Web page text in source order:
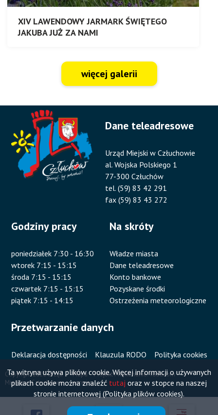
Ta witryna używa plików cookie. Więcej informacji o używanych
plikach cookie można znaleźć tutaj oraz w stopce na naszej
stronie internetowej (Polityka plików cookies).
XIV LAWENDOWY JARMARK ŚWIĘTEGO
JAKUBA JUŻ ZA NAMI
więcej galerii
Dane teleadresowe
Urząd Miejski w Człuchowie
al. Wojska Polskiego 1
77-300 Człuchów
tel. (59) 83 42 291
fax (59) 83 43 272
Godziny pracy
poniedziałek 7:30 - 16:30
wtorek 7:15 - 15:15
środa 7:15 - 15:15
czwartek 7:15 - 15:15
piątek 7:15 - 14:15
Na skróty
Władze miasta
Dane teleadresowe
Konto bankowe
Pozyskane środki
Ostrzeżenia meteorologiczne
Przetwarzanie danych
Deklaracja dostępności Klauzula RODO Polityka cookies
Copyright 2020 Urząd
Miejski w Człuchowie
Stopka
Mapa
serwisu
Projekt i wykonanie:Vobacom